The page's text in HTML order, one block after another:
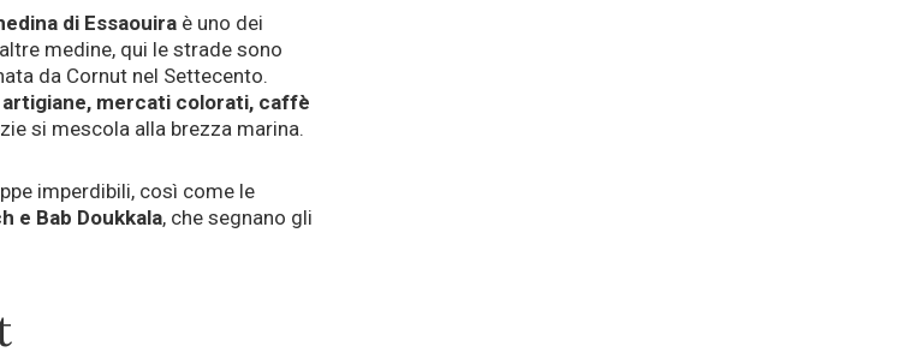
di Essaouira è uno dei
medine, qui le strade sono
da Cornut nel Settecento.
mercati colorati, caffè
si mescola alla brezza marina.
imperdibili, così come le
e Bab Doukkala, che segnano gli